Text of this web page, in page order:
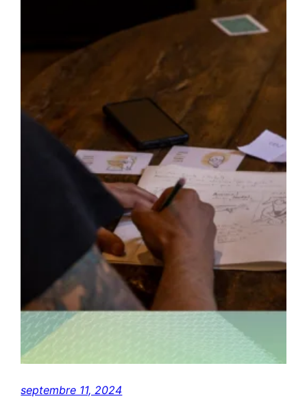
septembre 11, 2024